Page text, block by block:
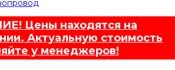
Цены находятся на
Актуальную стоимость
у менеджеров!